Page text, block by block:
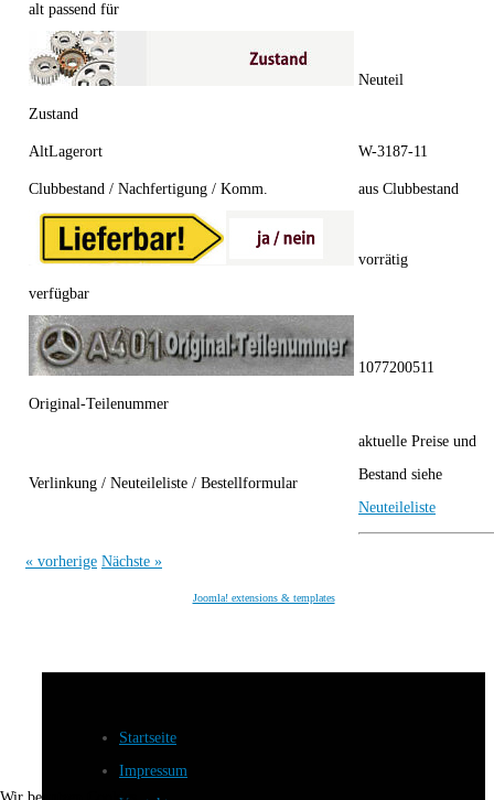
alt passend für
Zustand
Neuteil
AltLagerort W-3187-11
Clubbestand / Nachfertigung / Komm. aus Clubbestand
verfügbar
vorrätig
Original-Teilenummer
1077200511
Verlinkung / Neuteileliste / Bestellformular
aktuelle Preise und
Bestand siehe
Neuteileliste
« vorherige Nächste »
Joomla! extensions & templates
Startseite
Impressum